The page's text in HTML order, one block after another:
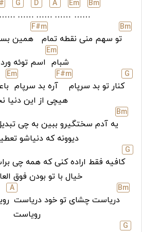
Bm
……
Em
……
A
……
D
……
G
……
Bm
تو سهم منی نقطه تمام
F#m
همین
شبام
Em
اسم توئه ورد
G
کنار تو بد سرپام
F#m
آره بد سرپام
Em
هیچی از این دنیا
Bm
یه آدم سختگیرو ببین به چی
دیوونه که دنیاشو
G
کافیه فقط اراده کنی که همه چی
خیال با تو بودن فوق
Bm
دریاست چشای تو خود دریاست
A
رویاست
G